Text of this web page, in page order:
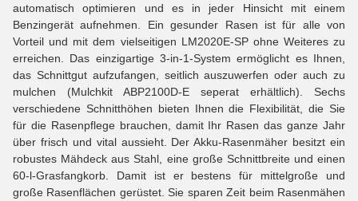
automatisch optimieren und es in jeder Hinsicht mit einem
Benzingerät aufnehmen. Ein gesunder Rasen ist für alle von
Vorteil und mit dem vielseitigen LM2020E-SP ohne Weiteres zu
erreichen. Das einzigartige 3-in-1-System ermöglicht es Ihnen,
das Schnittgut aufzufangen, seitlich auszuwerfen oder auch zu
mulchen (Mulchkit ABP2100D-E seperat erhältlich). Sechs
verschiedene Schnitthöhen bieten Ihnen die Flexibilität, die Sie
für die Rasenpflege brauchen, damit Ihr Rasen das ganze Jahr
über frisch und vital aussieht. Der Akku-Rasenmäher besitzt ein
robustes Mähdeck aus Stahl, eine große Schnittbreite und einen
60-l-Grasfangkorb. Damit ist er bestens für mittelgroße und
große Rasenflächen gerüstet. Sie sparen Zeit beim Rasenmähen